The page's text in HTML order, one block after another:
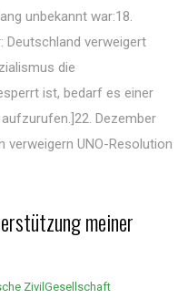
unbekannt war:18.
Deutschland verweigert
die
ist, bedarf es einer
Dezember
verweigern UNO-Resolution
meiner
ZivilGesellschaft